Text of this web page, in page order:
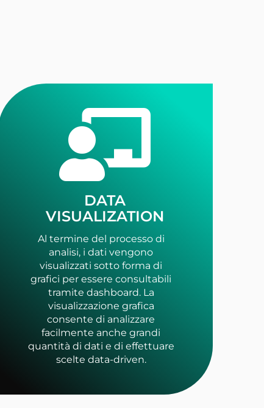
DATA
VISUALIZATION
Al termine del processo di
analisi, i dati vengono
visualizzati sotto forma di
grafici per essere consultabili
tramite dashboard. La
visualizzazione grafica
consente di analizzare
facilmente anche grandi
quantità di dati e di effettuare
scelte data-driven.